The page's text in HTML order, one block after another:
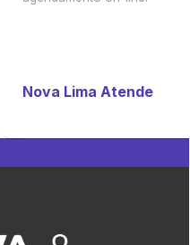
Nova Lima Atende